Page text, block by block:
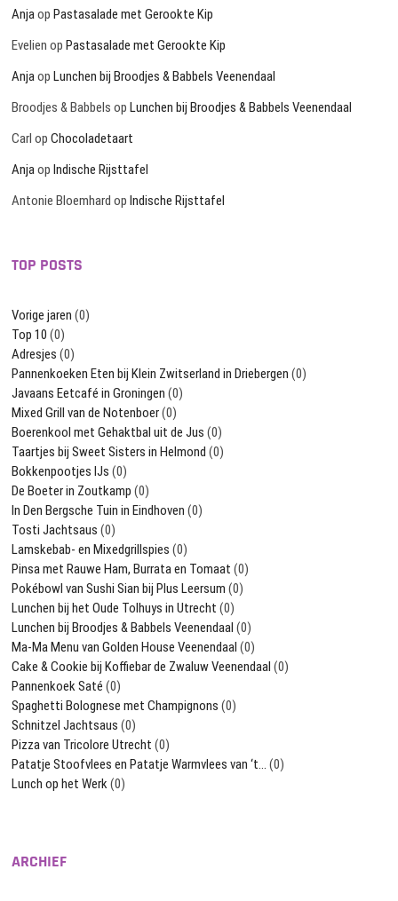
AnjaopPastasalade met Gerookte Kip
Evelien opPastasalade met Gerookte Kip
AnjaopLunchen bij Broodjes & Babbels Veenendaal
Broodjes & Babbels opLunchen bij Broodjes & Babbels Veenendaal
Carl opChocoladetaart
AnjaopIndische Rijsttafel
Antonie Bloemhard opIndische Rijsttafel
TOP POSTS
Vorige jaren (0)
Top 10 (0)
Adresjes (0)
Pannenkoeken Eten bij Klein Zwitserland in Driebergen (0)
Javaans Eetcafé in Groningen (0)
Mixed Grill van de Notenboer(0)
Boerenkool met Gehaktbal uit de Jus (0)
Taartjes bij Sweet Sisters in Helmond (0)
Bokkenpootjes IJs (0)
De Boeter in Zoutkamp (0)
In Den Bergsche Tuin in Eindhoven (0)
Tosti Jachtsaus (0)
Lamskebab- en Mixedgrillspies (0)
Pinsa met Rauwe Ham, Burrata en Tomaat (0)
Pokébowl van Sushi Sian bij Plus Leersum (0)
Lunchen bij het Oude Tolhuys in Utrecht (0)
Lunchen bij Broodjes & Babbels Veenendaal (0)
Ma-Ma Menu van Golden House Veenendaal (0)
Cake & Cookie bij Koffiebar de Zwaluw Veenendaal (0)
Pannenkoek Saté (0)
Spaghetti Bolognese met Champignons (0)
Schnitzel Jachtsaus (0)
Pizza van Tricolore Utrecht (0)
Patatje Stoofvlees en Patatje Warmvlees van ‘t… (0)
Lunch op het Werk(0)
ARCHIEF